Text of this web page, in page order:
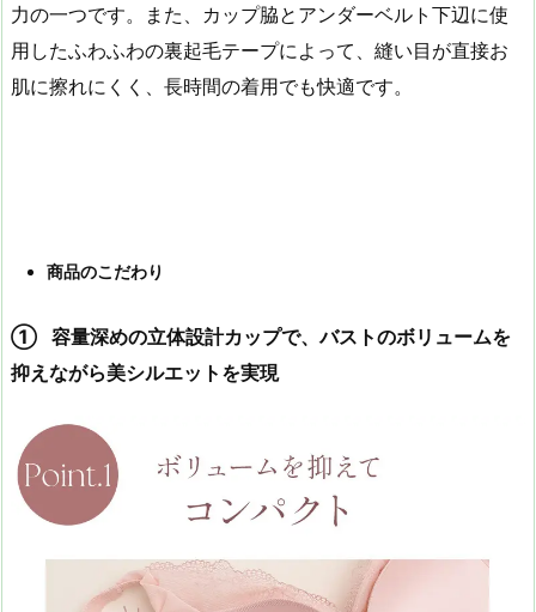
力の一つです。また、カップ脇とアンダーベルト下辺に使
用したふわふわの裏起毛テープによって、縫い目が直接お
肌に擦れにくく、長時間の着用でも快適です。
商品のこだわり
① 容量深めの立体設計カップで、バストのボリュームを
抑えながら美シルエットを実現